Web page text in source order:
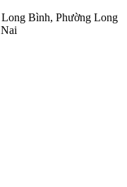
Bình, Phường Long